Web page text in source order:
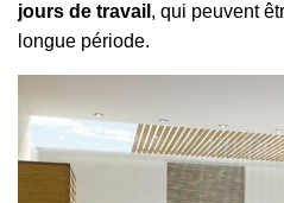
jours de travail , qui peuvent
longue période.